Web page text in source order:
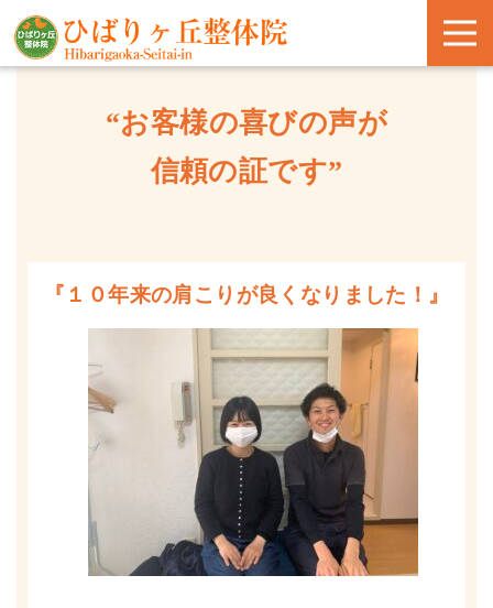
“お客様の喜びの声が
信頼の証です”
『１０年来の肩こりが良くなりました！』